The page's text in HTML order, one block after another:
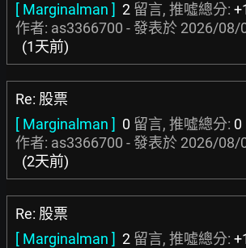
[ Marginalman ] 2 留言, 推噓總分:
作者: as3366700 - 發表於 2026/08/
(1天前)
Re: 股票
[ Marginalman ] 0 留言, 推噓總分: 0
作者: as3366700 - 發表於 2026/08/
(2天前)
Re: 股票
[ Marginalman ] 2 留言, 推噓總分: